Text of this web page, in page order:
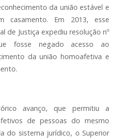
da união estável e
casamento. Em 2013, esse
de Justiça expediu resolução nº
fosse negado acesso ao
da união homoafetiva e
avanço, que permitiu a
de pessoas do mesmo
do sistema jurídico, o Superior